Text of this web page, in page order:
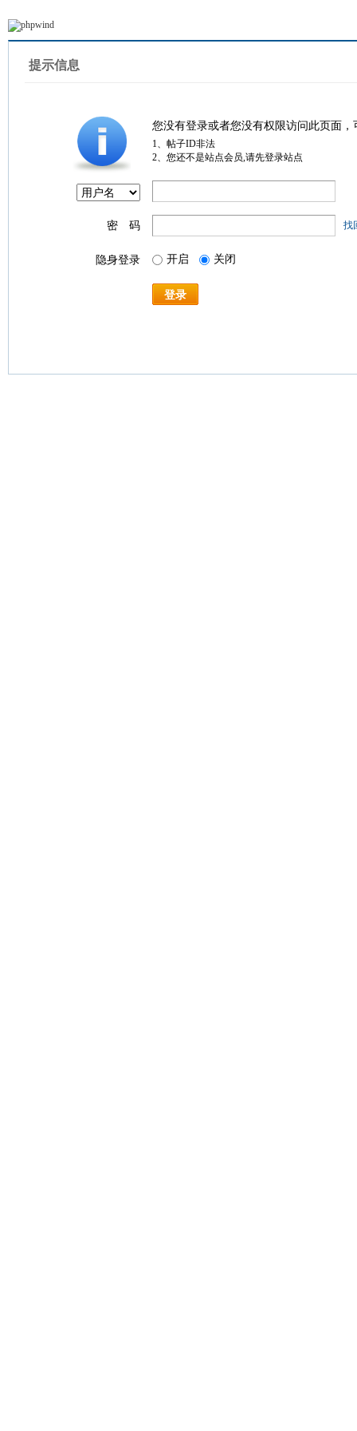
提示信息
您没有登录或者您没有权限访问此页面
1、帖子ID非法
2、您还不是站点会员,请先登录站点
密 码 找
隐身登录 开启 关闭
登录